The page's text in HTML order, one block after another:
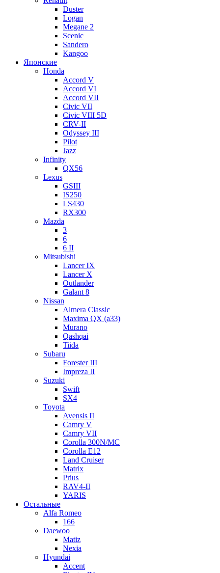
Duster
Logan
Megane 2
Scenic
Sandero
Kangoo
Японские
Honda
Accord V
Accord VI
Accord VII
Civic VII
Civic VIII 5D
CRV-II
Odyssey III
Pilot
Jazz
Infinity
QX56
Lexus
GSIII
IS250
LS430
RX300
Mazda
3
6
6 II
Mitsubishi
Lancer IX
Lancer X
Outlander
Galant 8
Nissan
Almera Classic
Maxima QX (a33)
Murano
Qashqai
Tiida
Subaru
Forester III
Impreza II
Suzuki
Swift
SX4
Toyota
Avensis II
Camry V
Camry VII
Corolla 300N/MC
Corolla E12
Land Cruiser
Matrix
Prius
RAV4-II
YARIS
Остальные
Alfa Romeo
166
Daewoo
Matiz
Nexia
Hyundai
Accent